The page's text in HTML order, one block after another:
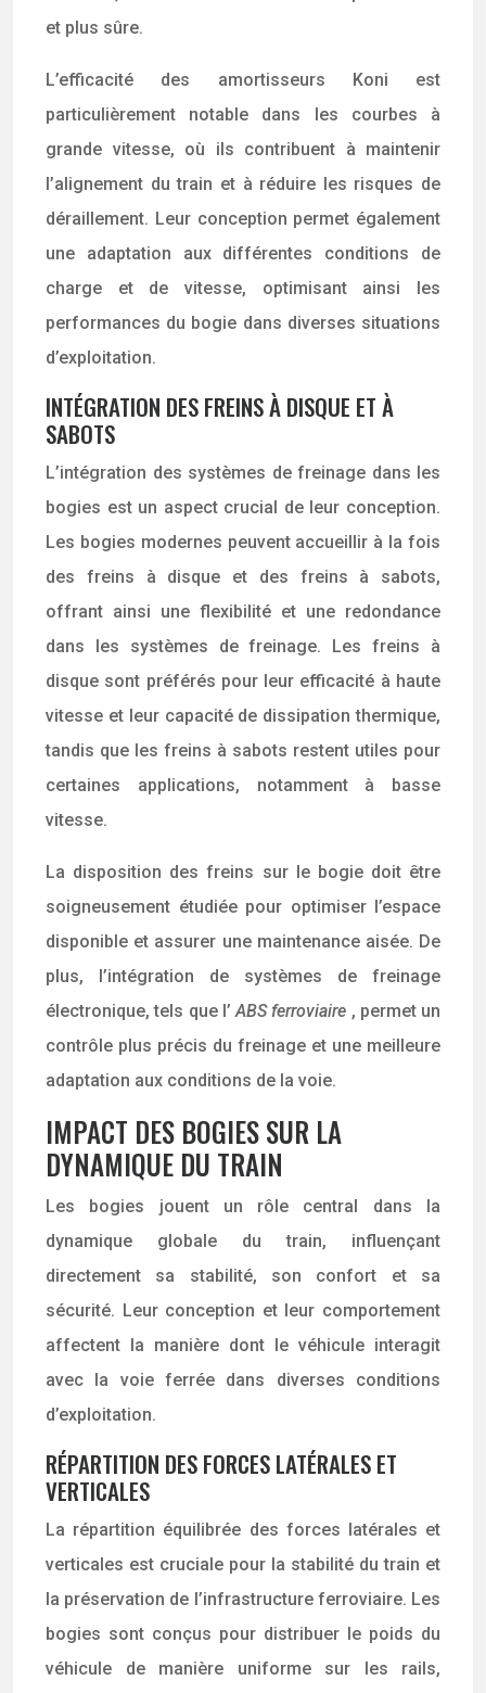
et plus sûre.
L’efficacité des amortisseurs Koni est
particulièrement notable dans les courbes à
grande vitesse, où ils contribuent à maintenir
l’alignement du train et à réduire les risques de
déraillement. Leur conception permet également
une adaptation aux différentes conditions de
charge et de vitesse, optimisant ainsi les
performances du bogie dans diverses situations
d’exploitation.
INTÉGRATION DES FREINS À DISQUE ET À
SABOTS
L’intégration des systèmes de freinage dans les
bogies est un aspect crucial de leur conception.
Les bogies modernes peuvent accueillir à la fois
des freins à disque et des freins à sabots,
offrant ainsi une flexibilité et une redondance
dans les systèmes de freinage. Les freins à
disque sont préférés pour leur efficacité à haute
vitesse et leur capacité de dissipation thermique,
tandis que les freins à sabots restent utiles pour
certaines applications, notamment à basse
vitesse.
La disposition des freins sur le bogie doit être
soigneusement étudiée pour optimiser l’espace
disponible et assurer une maintenance aisée. De
plus, l’intégration de systèmes de freinage
électronique, tels que l’ ABS ferroviaire , permet un
contrôle plus précis du freinage et une meilleure
adaptation aux conditions de la voie.
IMPACT DES BOGIES SUR LA
DYNAMIQUE DU TRAIN
Les bogies jouent un rôle central dans la
dynamique globale du train, influençant
directement sa stabilité, son confort et sa
sécurité. Leur conception et leur comportement
affectent la manière dont le véhicule interagit
avec la voie ferrée dans diverses conditions
d’exploitation.
RÉPARTITION DES FORCES LATÉRALES ET
VERTICALES
La répartition équilibrée des forces latérales et
verticales est cruciale pour la stabilité du train et
la préservation de l’infrastructure ferroviaire. Les
bogies sont conçus pour distribuer le poids du
véhicule de manière uniforme sur les rails,